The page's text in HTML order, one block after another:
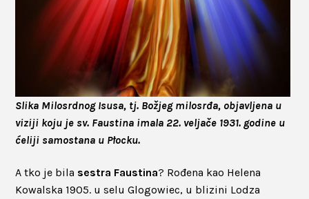
Slika Milosrdnog Isusa, tj. Božjeg milosrđa, objavljena u
viziji koju je sv. Faustina imala 22. veljače 1931. godine u
ćeliji samostana u Płocku.
A tko je bila sestra Faustina? Rođena kao Helena
Kowalska 1905. u selu Glogowiec, u blizini Lodza